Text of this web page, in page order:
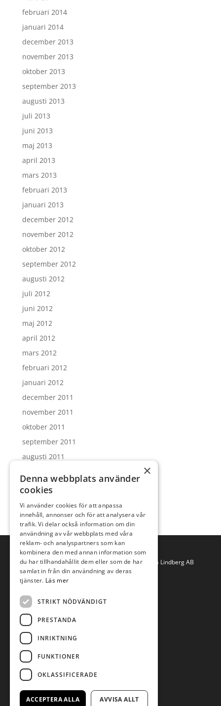
februari 2014
januari 2014
december 2013
november 2013
oktober 2013
september 2013
augusti 2013
juli 2013
juni 2013
maj 2013
april 2013
mars 2013
februari 2013
januari 2013
december 2012
november 2012
oktober 2012
september 2012
augusti 2012
juli 2012
juni 2012
maj 2012
april 2012
mars 2012
februari 2012
januari 2012
december 2011
november 2011
oktober 2011
september 2011
augusti 2011
juni 2011
maj 2011
Copyright © 2019 Anna Lindberg AB
Villkor för webbshopen
Cookies på sajten
Integritetspolicy
×
Denna webbplats använder
cookies
Vi använder cookies för att anpassa
innehåll, annonser och för att analysera vår
trafik. Vi delar också information om din
användning av vår webbplats med våra
reklam- och analyspartners som kan
kombinera den med annan information som
du har tillhandahållit dem eller som de har
samlat in från din användning av deras
tjänster. Läs mer
STRIKT NÖDVÄNDIGT
PRESTANDA
INRIKTNING
FUNKTIONER
OKLASSIFICERADE
ACCEPTERA ALLA AVVISA ALLT